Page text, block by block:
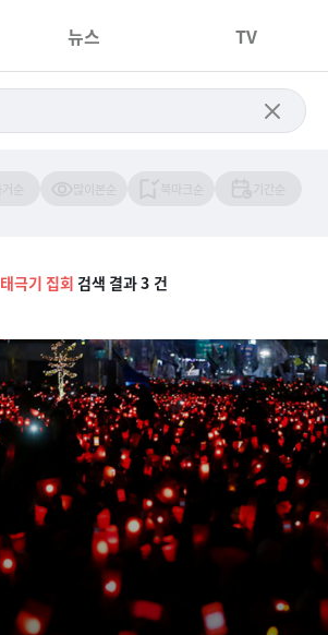
뉴스 TV
태극기 집회 검색 결과 3 건